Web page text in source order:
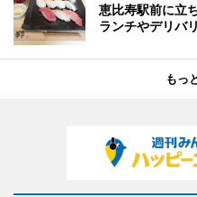
恵比寿駅前に立
ランチやデリバ
もっ